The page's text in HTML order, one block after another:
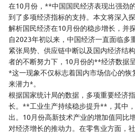
在10月份，**中国国民经济表现出强劲
到了多项经济指标的支持。本文将深入
解析国民经济在10月份的稳步增长，并
自2023年初以来，中国经济一直面临多
紧张局势、供应链中断以及国内经济结
者的不断努力下，10月份的**经济数据
*这一现象不仅标志着国内市场信心的
来潜力*。
根据国家统计局的数据，多项重要经济
长。**工业生产持续稳步提升**，其中
出。10月份高新技术产业的增加值同比
对经济增长的推动力。在零售业方面，